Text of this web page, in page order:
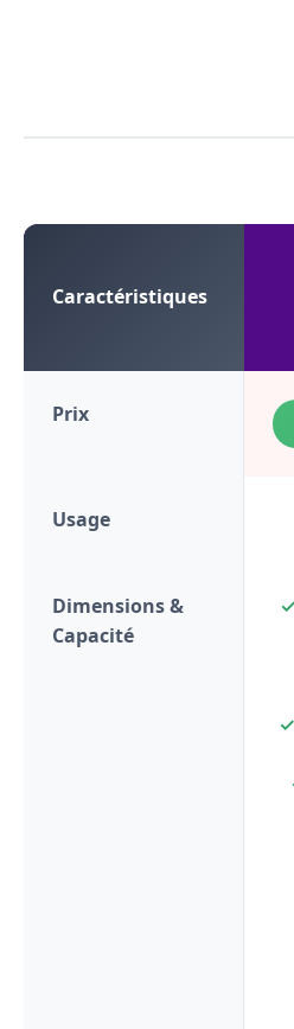
Caractéristiques
Prix
Usage
Dimensions &
Capacité
✓
✓